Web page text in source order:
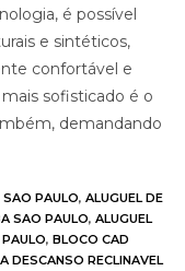
é possível
e sintéticos,
confortável e
sofisticado é o
demandando
PAULO, ALUGUEL DE
SAO PAULO, ALUGUEL
, BLOCO CAD
DESCANSO RECLINAVEL